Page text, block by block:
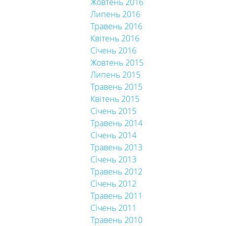
Липень 2016
Травень 2016
Квітень 2016
Січень 2016
Жовтень 2015
Липень 2015
Травень 2015
Квітень 2015
Січень 2015
Травень 2014
Січень 2014
Травень 2013
Січень 2013
Травень 2012
Січень 2012
Травень 2011
Січень 2011
Травень 2010